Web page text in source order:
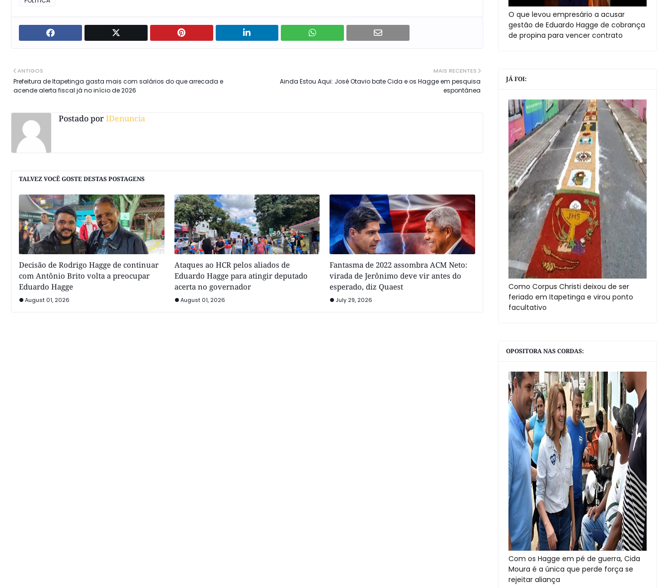
MAIS RECENTES
Ainda Estou Aqui: José Otavio bate Cida e os Hagge em pesquisa
espontânea
ANTIGOS
Prefeitura de Itapetinga gasta mais com salários do que arrecada e
acende alerta fiscal já no início de 2026
Postado porIDenuncia
TALVEZ VOCÊ GOSTE DESTAS POSTAGENS
Decisão de Rodrigo Hagge de continuar
com Antônio Brito volta a preocupar
Eduardo Hagge
August 01, 2026
Ataques ao HCR pelos aliados de
Eduardo Hagge para atingir deputado
acerta no governador
August 01, 2026
Fantasma de 2022 assombra ACM Neto:
virada de Jerônimo deve vir antes do
esperado, diz Quaest
July 29, 2026
O que levou empresário a acusar
gestão de Eduardo Hagge de cobrança
de propina para vencer contrato
JÁ FOI:
Como Corpus Christi deixou de ser
feriado em Itapetinga e virou ponto
facultativo
OPOSITORA NAS CORDAS:
Com os Hagge em pé de guerra, Cida
Moura é a única que perde força se
rejeitar aliança